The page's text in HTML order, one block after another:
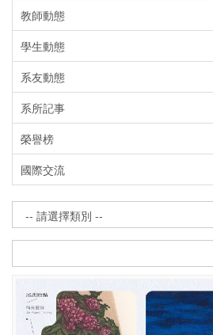
教師動態
學生動態
系友動態
系所記事
榮譽榜
國際交流